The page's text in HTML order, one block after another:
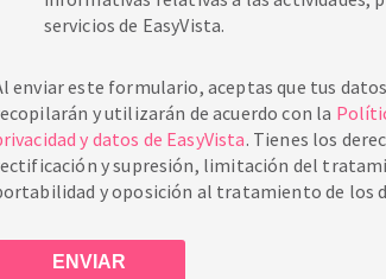
servicios de EasyVista.
enviar este formulario, aceptas que tus
y utilizarán de acuerdo con la
y datos de EasyVista. Tienes los
y supresión, limitación del
y oposición al tratamiento de los